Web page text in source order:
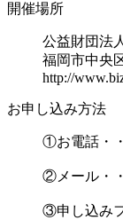
開催場所
公益財団法
福岡市中央
http://
お申し込み方法
①お電話・
②メール・
③申し込み